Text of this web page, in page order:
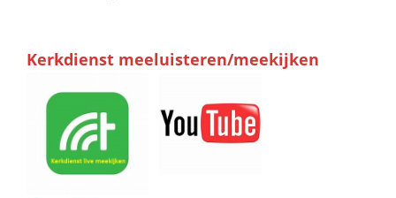
Kerkdienst meeluisteren/meekijken